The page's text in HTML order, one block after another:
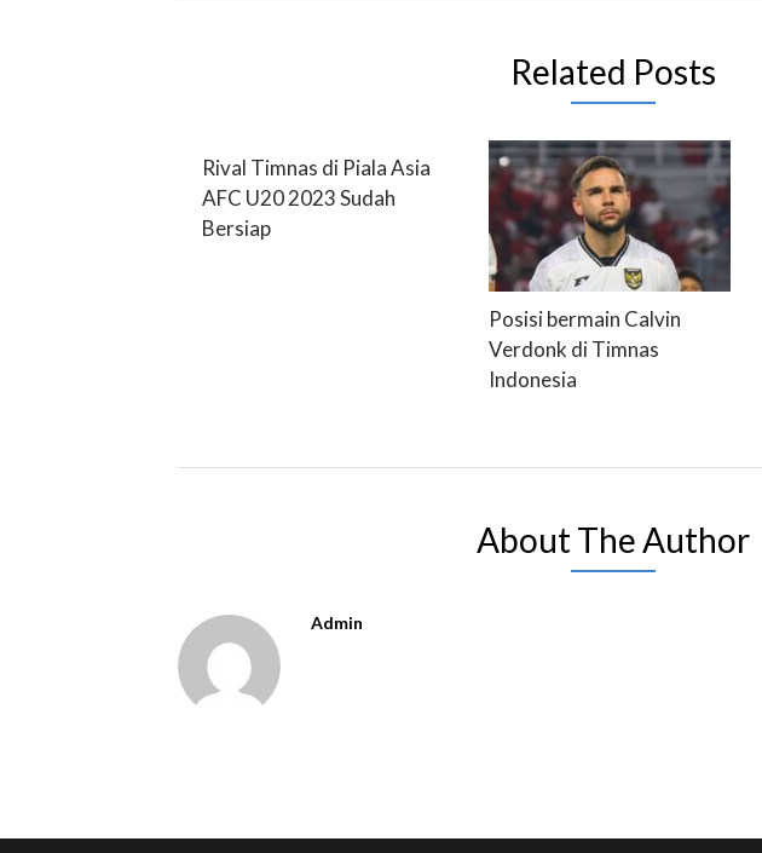
Related Posts
Rival Timnas di Piala Asia
AFC U20 2023 Sudah
Bersiap
Posisi bermain Calvin
Verdonk di Timnas
Indonesia
About The Author
Admin